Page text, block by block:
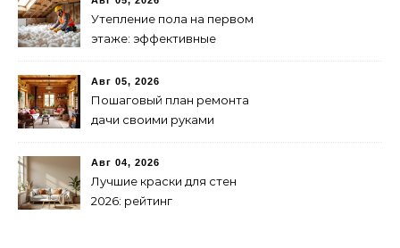
Утепление пола на первом
этаже: эффективные
Авг 05, 2026
Пошаговый план ремонта
дачи своими руками
Авг 04, 2026
Лучшие краски для стен
2026: рейтинг